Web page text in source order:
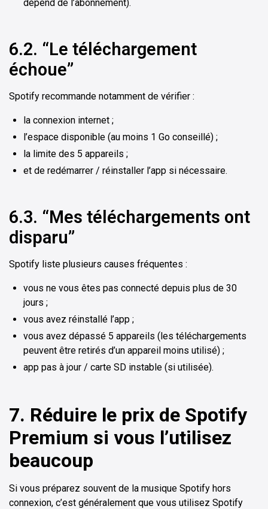
dépend de l’abonnement).
6.2. “Le téléchargement
échoue”
Spotify recommande notamment de vérifier :
la connexion internet ;
l’espace disponible (au moins 1 Go conseillé) ;
la limite des 5 appareils ;
et de redémarrer / réinstaller l’app si nécessaire.
6.3. “Mes téléchargements ont
disparu”
Spotify liste plusieurs causes fréquentes :
vous ne vous êtes pas connecté depuis plus de 30
jours ;
vous avez réinstallé l’app ;
vous avez dépassé 5 appareils (les téléchargements
peuvent être retirés d’un appareil moins utilisé) ;
app pas à jour / carte SD instable (si utilisée).
7. Réduire le prix de Spotify
Premium si vous l’utilisez
beaucoup
Si vous préparez souvent de la musique Spotify hors
connexion, c’est généralement que vous utilisez Spotify